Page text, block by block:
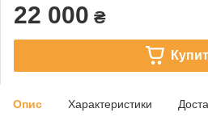
22 000 ₴
Опис Характеристики